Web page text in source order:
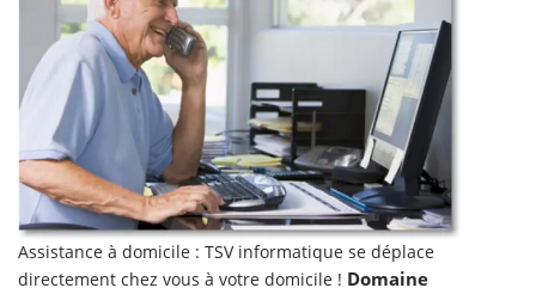
Assistance à domicile : TSV informatique se déplace
directement chez vous à votre domicile ! Domaine